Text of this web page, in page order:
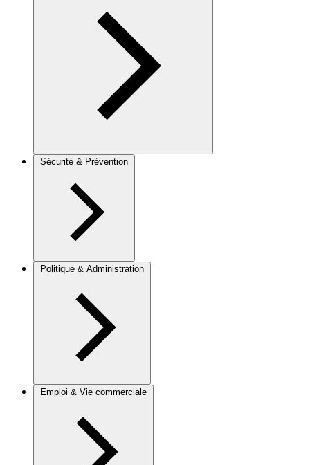
Sécurité & Prévention
Politique & Administration
Emploi & Vie commerciale